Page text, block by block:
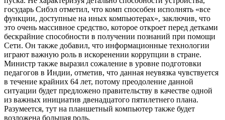
государь Сибэл отметил, что комп способен исполнять «все
функции, доступные на иных компьютерах», заключив, что
это очень массивное средство, которое откроет перед детками
бескрайние способности в получении познаний при помощи
Сети. Он также добавил, что информационные технологии
играют важную роль в искоренении коррупции в стране.
Министр также выразил сожаление в уровне подготовки
педагогов в Индии, отметив, что данная неувязка чувствуется
в течение крайних 64 лет, потому преодоление данной
ситуации будет предложено правительству в качестве одной
из важных инициатив двенадцатого пятилетнего плана.
Разумеется, тут на планшетный компьютер также будет
возложена большая роль.